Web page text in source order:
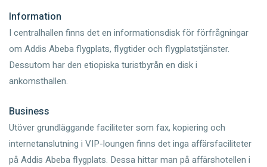
Information
I centralhallen finns det en informationsdisk för förfrågningar
om Addis Abeba flygplats, flygtider och flygplatstjänster.
Dessutom har den etiopiska turistbyrån en disk i
ankomsthallen.
Business
Utöver grundläggande faciliteter som fax, kopiering och
internetanslutning i VIP-loungen finns det inga affärsfaciliteter
på Addis Abeba flygplats. Dessa hittar man på affärshotellen i